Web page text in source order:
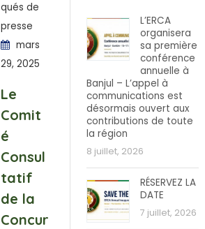
qués de
presse
mars
29, 2025
Le
Comit
é
Consul
tatif
de la
Concur
L’ERCA
organisera
sa première
conférence
annuelle à
Banjul – L’appel à
communications est
désormais ouvert aux
contributions de toute
la région
8 juillet, 2026
RÉSERVEZ LA
DATE
7 juillet, 2026